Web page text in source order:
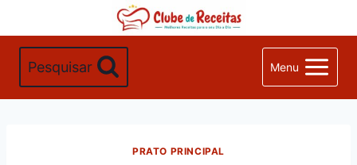
Conteúdo
Pesquisar Menu
PRATO PRINCIPAL